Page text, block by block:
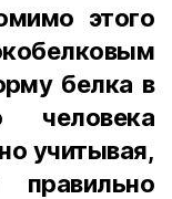
этого
белка в
человека
учитывая,